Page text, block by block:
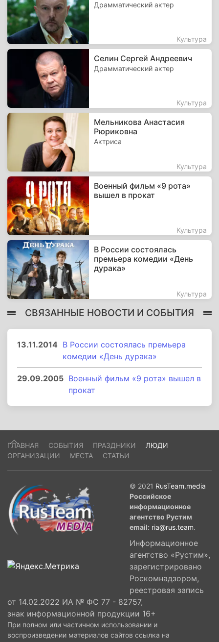
Драмматический актер
Культура
Селин Сергей Андреевич
Драмматический актер
Культура
Мельникова Анастасия
Рюриковна
Актриса
Культура
Военный фильм «9 рота»
вышел в прокат
Культура
В России состоялась
премьера комедии «День
дурака»
Культура
СВЯЗАННЫЕ НОВОСТИ И СОБЫТИЯ
13.11.2014 В России состоялась премьера
комедии «День дурака»
29.09.2005 Военный фильм «9 рота» вышел в
прокат
ГЛАВНАЯ СОБЫТИЯ ПРАЗДНИКИ
ЛЮДИ
ОРГАНИЗАЦИИ
МЕСТА СТАТЬИ
© 2021 RusTeam.media
Российское
информационное
агентство Рустим
email: ria@rus.team.
Информационное
агентство «Рустим»,
зарегистрировано
Роскомнадзором,
реестровая запись
от 14.02.2022 ИА № ФС 77 - 82757,
знак информационной продукции 16+
При полном или частичном использовании и
воспроизведении материалов сайтов ссылка на